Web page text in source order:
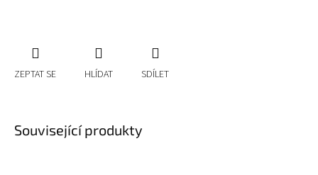
ZEPTAT SE HLÍDAT SDÍLET
Související produkty